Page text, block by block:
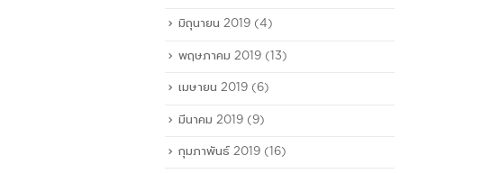
มิถุนายน 2019 (4)
พฤษภาคม 2019 (13)
เมษายน 2019 (6)
มีนาคม 2019 (9)
กุมภาพันธ์ 2019 (16)